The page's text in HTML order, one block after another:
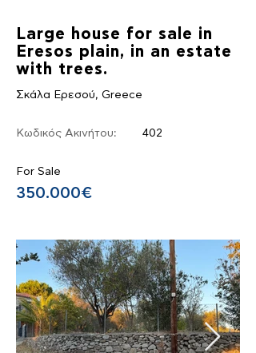
Large house for sale in
Eresos plain, in an estate
with trees.
Σκάλα Ερεσού, Greece
Κωδικός Ακινήτου: 402
For Sale
350.000€